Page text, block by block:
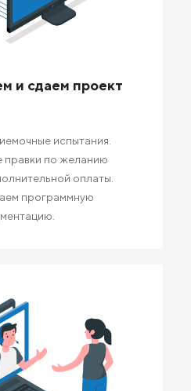
и сдаем проект
испытания.
правки по желанию
оплаты.
программную